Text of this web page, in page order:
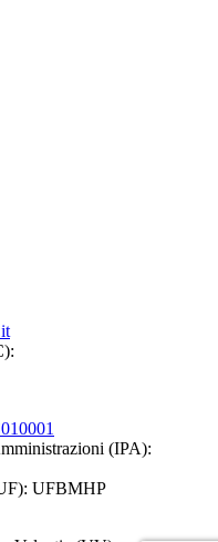
(IPA):
UFBMHP